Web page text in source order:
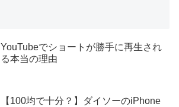
YouTubeでショートが勝手に再生され
る本当の理由
【100均で十分？】ダイソーのiPhone